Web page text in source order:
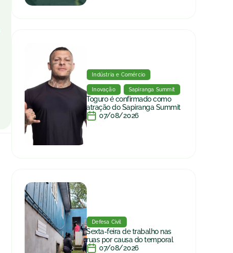
Indústria e Comércio
Inovação Sapiranga Summit
Toguro é confirmado como
atração do Sapiranga Summit
07/08/2026
Defesa Civil
Sexta-feira de trabalho nas
ruas por causa do temporal
07/08/2026